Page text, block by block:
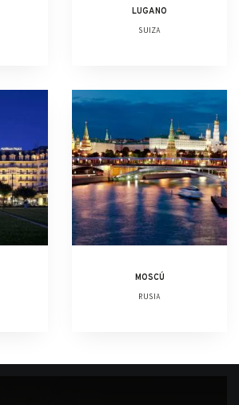
LUGANO
SUIZA
MOSCÚ
RUSIA